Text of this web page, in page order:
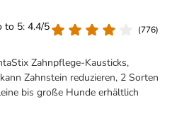
to 5: 4.4/5
(776)
Zahnpflege-Kausticks,
Zahnstein reduzieren, 2 Sorten
bis große Hunde erhältlich